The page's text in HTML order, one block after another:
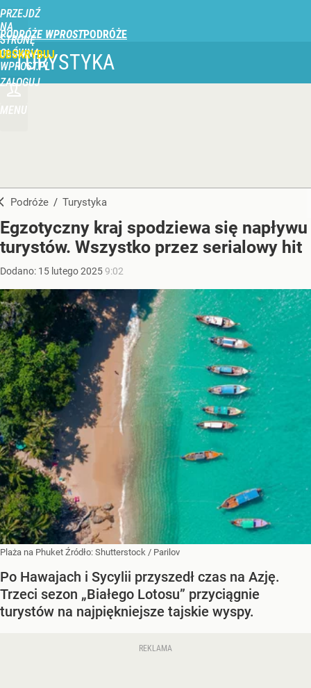
PRZEJDŹ
NA
STRONĘ
GŁÓWNĄ
WPROST.PL
PODRÓŻE WPROST
ZALOGUJ
MENU
TURYSTYKA
Podróże / Turystyka
Egzotyczny kraj spodziewa się napływu
turystów. Wszystko przez serialowy hit
Dodano: 15 lutego20259:02
Plaża na Phuket Źródło: Shutterstock / Parilov
Po Hawajach i Sycylii przyszedł czas na Azję.
Trzeci sezon „Białego Lotosu” przyciągnie
turystów na najpiękniejsze tajskie wyspy.